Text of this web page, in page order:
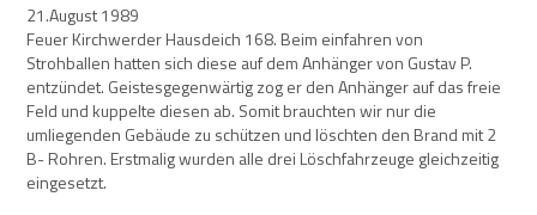
21.August 1989
Feuer Kirchwerder Hausdeich 168. Beim einfahren von
Strohballen hatten sich diese auf dem Anhänger von Gustav P.
entzündet. Geistesgegenwärtig zog er den Anhänger auf das freie
Feld und kuppelte diesen ab. Somit brauchten wir nur die
umliegenden Gebäude zu schützen und löschten den Brand mit 2
B- Rohren. Erstmalig wurden alle drei Löschfahrzeuge gleichzeitig
eingesetzt.